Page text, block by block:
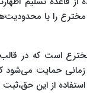
مخترع را با
است که در
زمانی حمایت می‌شود
از این